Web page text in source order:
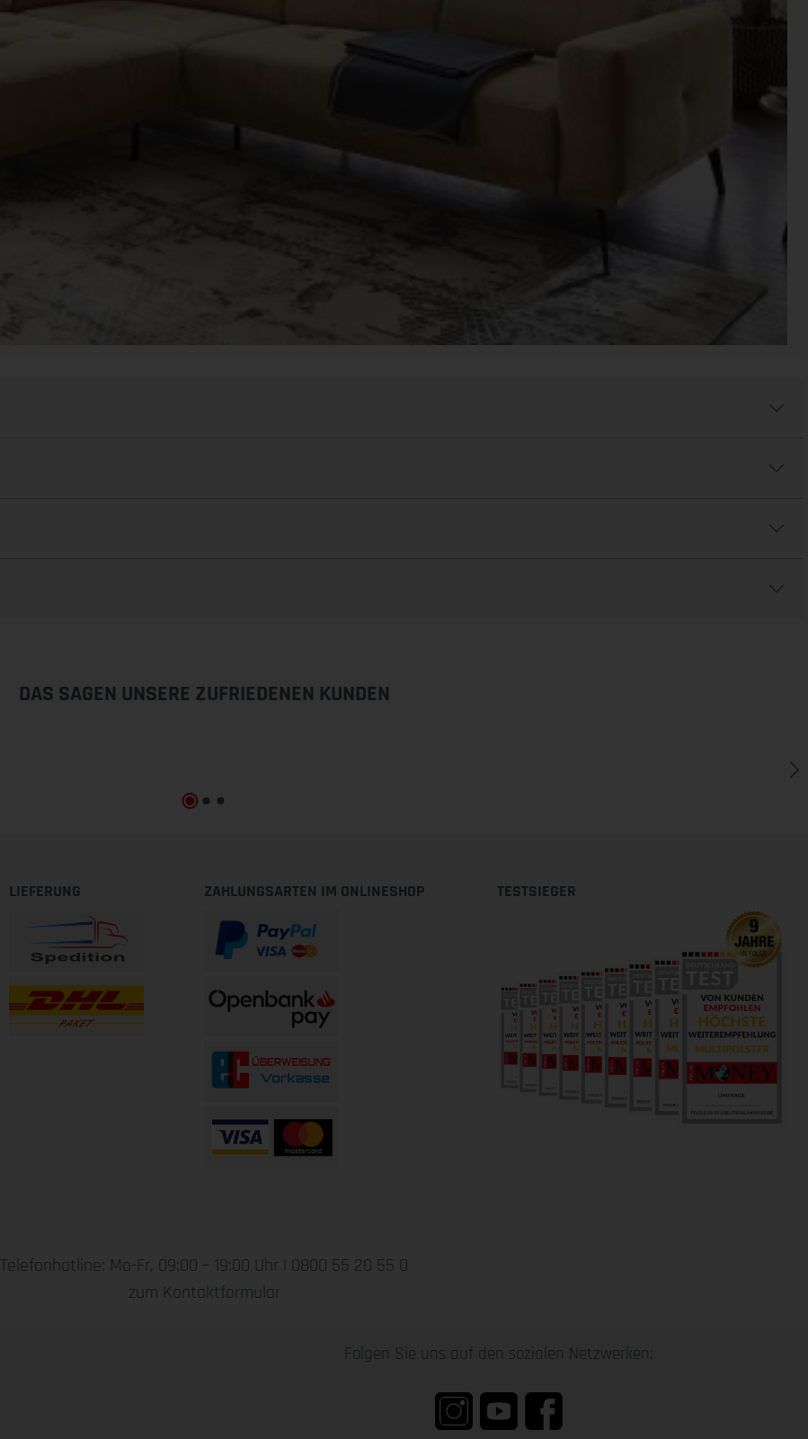
DAS SAGEN UNSERE ZUFRIEDENEN KUNDEN
LIEFERUNG ZAHLUNGSARTEN IM ONLINESHOP TESTSIEGER
Telefonhotline: Mo-Fr, 09:00 – 19:00 Uhr | 0800 55 20 55 0
zum Kontaktformular
Folgen Sie uns auf den sozialen Netzwerken: